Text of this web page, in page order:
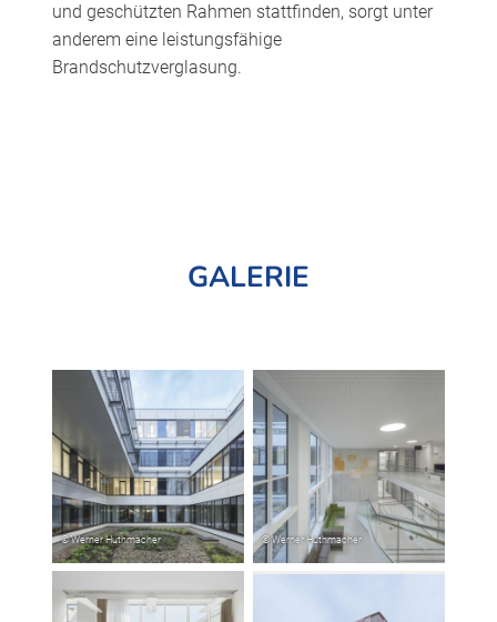
und geschützten Rahmen stattfinden, sorgt unter
anderem eine leistungsfähige
Brandschutzverglasung.
GALERIE